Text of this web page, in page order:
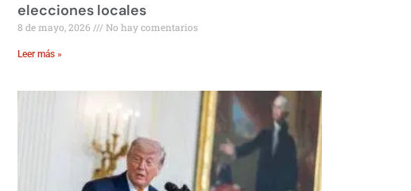
elecciones locales
8 de mayo, 2026 No hay comentarios
Leer más »